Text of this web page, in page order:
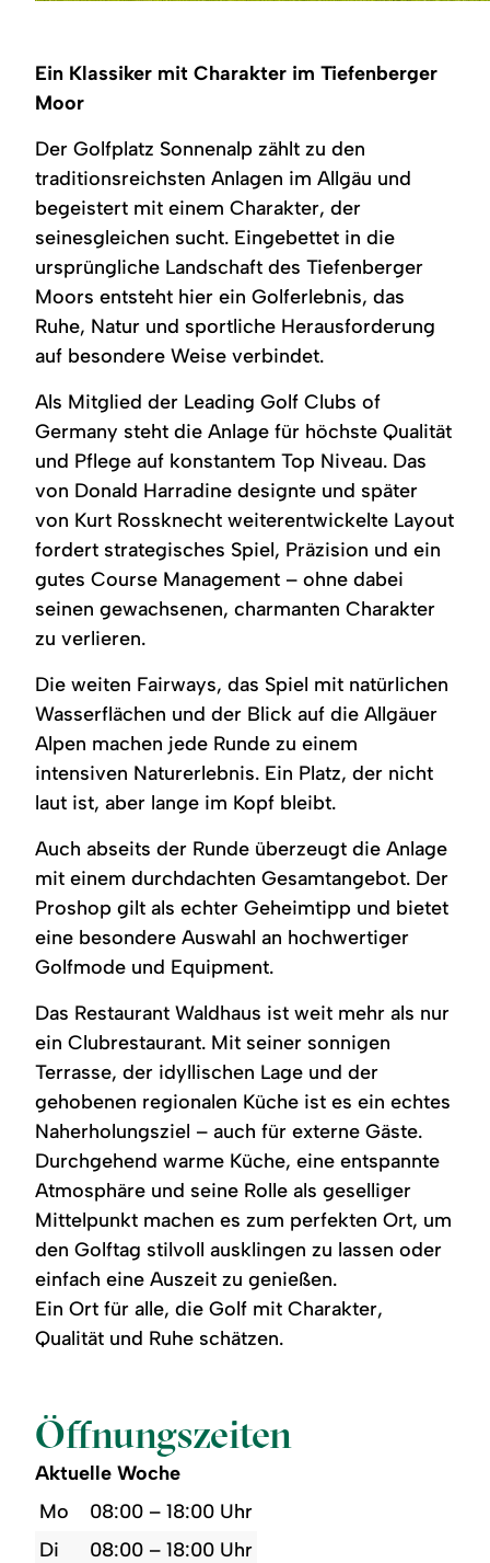
auf
einem
grünen
und
Berge
im
Hintergrund
unter
blauem
Himmel.
mit
Schlägern
steht
grünen
Golfplatz.
Im
Hintergrund
eine
malerische
Landschaft
mit
schneebedeckten
Bergen.
Holzwänden
und
Holzbalkendecke.
Holztisch
mit
grauer
Eckbank
Holzstühlen.
mit
Holzböden
und
Mehrere
Holztische
mit
gepolsterten
Eckbänken
und
Holzstühlen.
spiegelt
Bäume
und
mit
grünen
Sonnenschirmen.
Golfer
sind
auf
grünen
Rasen
im
Hintergrund
sehen.
Ein Klassiker mit Charakter im Tiefenberger
Moor
Der Golfplatz Sonnenalp zählt zu den
traditionsreichsten Anlagen im Allgäu und
begeistert mit einem Charakter, der
seinesgleichen sucht. Eingebettet in die
ursprüngliche Landschaft des Tiefenberger
Moors entsteht hier ein Golferlebnis, das
Ruhe, Natur und sportliche Herausforderung
auf besondere Weise verbindet.
Als Mitglied der Leading Golf Clubs of
Germany steht die Anlage für höchste Qualität
und Pflege auf konstantem Top Niveau. Das
von Donald Harradine designte und später
von Kurt Rossknecht weiterentwickelte Layout
fordert strategisches Spiel, Präzision und ein
gutes Course Management – ohne dabei
seinen gewachsenen, charmanten Charakter
zu verlieren.
Die weiten Fairways, das Spiel mit natürlichen
Wasserflächen und der Blick auf die Allgäuer
Alpen machen jede Runde zu einem
intensiven Naturerlebnis. Ein Platz, der nicht
laut ist, aber lange im Kopf bleibt.
Auch abseits der Runde überzeugt die Anlage
mit einem durchdachten Gesamtangebot. Der
Proshop gilt als echter Geheimtipp und bietet
eine besondere Auswahl an hochwertiger
Golfmode und Equipment.
Das Restaurant Waldhaus ist weit mehr als nur
ein Clubrestaurant. Mit seiner sonnigen
Terrasse, der idyllischen Lage und der
gehobenen regionalen Küche ist es ein echtes
Naherholungsziel – auch für externe Gäste.
Durchgehend warme Küche, eine entspannte
Atmosphäre und seine Rolle als geselliger
Mittelpunkt machen es zum perfekten Ort, um
den Golftag stilvoll ausklingen zu lassen oder
einfach eine Auszeit zu genießen.
Ein Ort für alle, die Golf mit Charakter,
Qualität und Ruhe schätzen.
Öffnungszeiten
Aktuelle Woche
Mo
08:00 – 18:00 Uhr
Di
08:00 – 18:00 Uhr